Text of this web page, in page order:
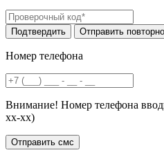
Номер телефона
Внимание! Номер телефона
хх-хх)